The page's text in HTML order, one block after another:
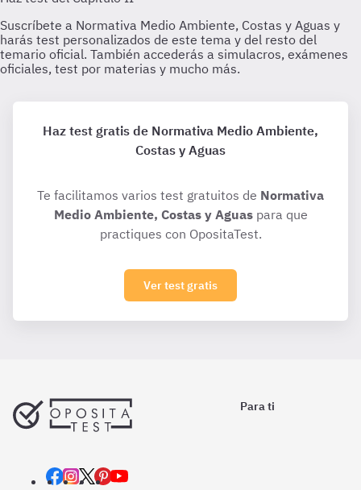
Haz test gratis de Normativa Medio Ambiente,
Costas y Aguas
Te facilitamos varios test gratuitos de Normativa
Medio Ambiente, Costas y Aguaspara que
practiques con OpositaTest.
Ver test gratis
Para ti